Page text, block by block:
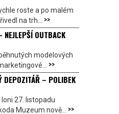
roste a po malém
na trh... >>
OUTBACK
modelových
>>
DEPOZITÁŘ – POLIBEK
27. listopadu
Muzeum nově... >>